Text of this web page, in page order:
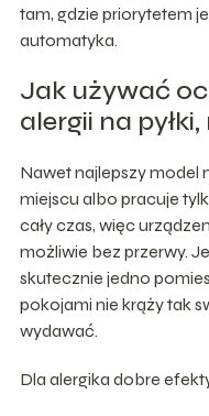
tam, gdzie priorytetem
automatyka.
Jak używać
alergii na
Nawet najlepszy model
miejscu albo pracuje
cały czas, więc
możliwie bez przerwy.
skutecznie jedno
pokojami nie krąży tak
wydawać.
Dla alergika dobre